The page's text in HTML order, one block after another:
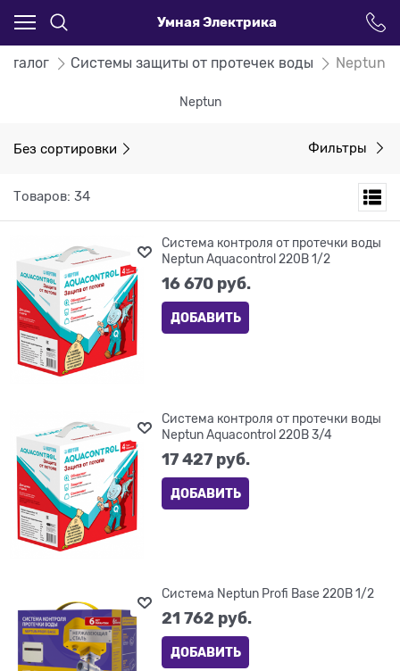
Умная Электрика
Системы защиты от протечек воды Neptun
Neptun
Без сортировки Фильтры
Товаров: 34
Система контроля от протечки воды
Neptun Aquacontrol 220В 1/2
16 670 руб.
ДОБАВИТЬ
Система контроля от протечки воды
Neptun Aquacontrol 220В 3/4
17 427 руб.
ДОБАВИТЬ
Система Neptun Profi Base 220В 1/2
21 762 руб.
ДОБАВИТЬ